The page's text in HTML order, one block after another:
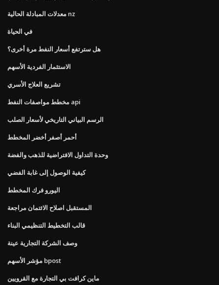
معدلات المبادلة الحالية nz
في الحياة
هل سترتفع أسعار النفط مرة أخرى؟
الاستثمار الفردية الأسهم
تشريع العلاج الأسري
مخطط مواصفات النفط api
الرسم البياني التاريخي لأسعار الصلب
أحمر أصفر أخضر المخطط
وحدة التداول الافتراضية للذهب والفضة
كيفية الوصول إلى غابة الفضي
اليورو فرك المخطط
المستقبل اصلاح الائتمان مراجعة
قالب التخطيط التنظيمي البناء
وصف الشركة التجارية عينة
مؤشر الأسهم bpost
ماين كرافت بي التجارة مع القرويين